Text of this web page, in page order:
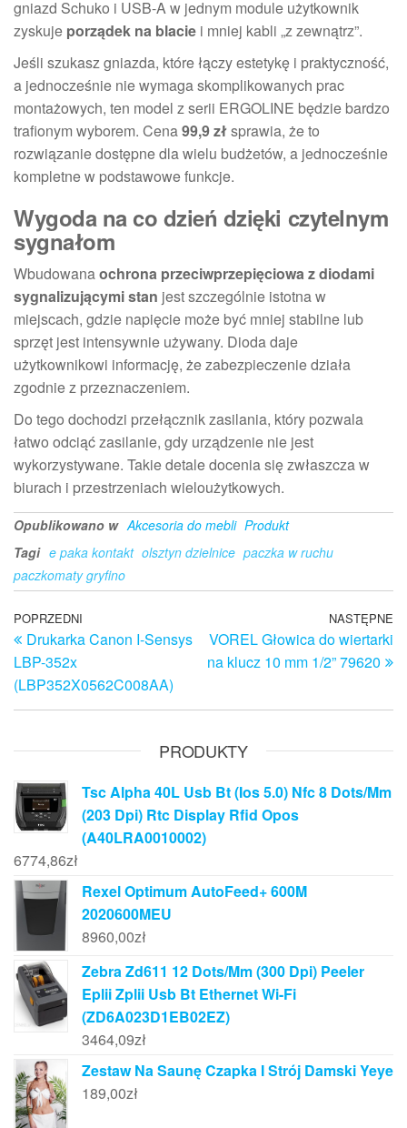
gniazd Schuko i USB-A w jednym module użytkownik
zyskuje porządek na blacie i mniej kabli „z zewnątrz”.
Jeśli szukasz gniazda, które łączy estetykę i praktyczność,
a jednocześnie nie wymaga skomplikowanych prac
montażowych, ten model z serii ERGOLINE będzie bardzo
trafionym wyborem. Cena99,9 złsprawia, że to
rozwiązanie dostępne dla wielu budżetów, a jednocześnie
kompletne w podstawowe funkcje.
Wygoda na co dzień dzięki czytelnym
sygnałom
Wbudowanaochrona przeciwprzepięciowa z diodami
sygnalizującymi stan jest szczególnie istotna w
miejscach, gdzie napięcie może być mniej stabilne lub
sprzęt jest intensywnie używany. Dioda daje
użytkownikowi informację, że zabezpieczenie działa
zgodnie z przeznaczeniem.
Do tego dochodzi przełącznik zasilania, który pozwala
łatwo odciąć zasilanie, gdy urządzenie nie jest
wykorzystywane. Takie detale docenia się zwłaszcza w
biurach i przestrzeniach wieloużytkowych.
Opublikowano w Akcesoria do mebli Produkt
Tagi e paka kontakt olsztyn dzielnice paczka w ruchu
paczkomaty gryfino
Nawigacja
wpisu
Poprzedni
wpis
POPRZEDNI
Drukarka Canon I-Sensys
LBP-352x
(LBP352X0562C008AA)
NASTĘPNE
VOREL Głowica do wiertarki
na klucz 10 mm 1/2” 79620
PRODUKTY
Tsc Alpha 40L Usb Bt (Ios 5.0) Nfc 8 Dots/Mm
(203 Dpi) Rtc Display Rfid Opos
(A40LRA0010002)
6774,86zł
Rexel Optimum AutoFeed+ 600M
2020600MEU
8960,00zł
Zebra Zd611 12 Dots/Mm (300 Dpi) Peeler
Eplii Zplii Usb Bt Ethernet Wi-Fi
(ZD6A023D1EB02EZ)
3464,09zł
Zestaw Na Saunę Czapka I Strój Damski Yeye
189,00zł